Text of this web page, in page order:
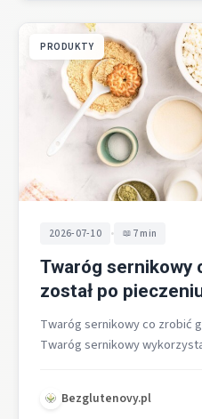
PRODUKTY
2026-07-10 • 7 min
Twaróg sernikowy
został po
Twaróg sernikowy co zrobić
Twaróg sernikowy
Bezglutenovy.pl